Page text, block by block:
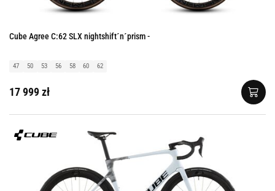
Cube Agree C:62 SLX nightshift´n´prism -
47 50 53 56 58 60 62
17 999 zł